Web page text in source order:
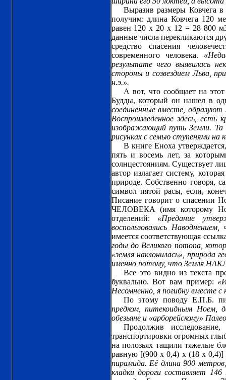
Выразив размеры Ковчега
получим: длина Ковчега 120
равен 120 х 20 х 12 = 28 800
данные числа перекликаются
средство спасения
современного человека.
результате чего выявилась
стороны и созвездием Льва,
н.э.».
А вот, что сообщает на
Будды, который он нашел в
соединенные вместе,
Воспроизведенное здесь,
изображающий путь Земли. Та
рисунках с семью ступенями на
В книге Еноха
пять и восемь лет, за
солнцестояниям. Существует
автор излагает систему,
природе. Собственно говоря,
символ пятой расы, если,
Писание говорит о спасении
ЧЕЛОВЕКА (имя которому
отделений: «Предание
воспользовались
имеется соответствующая
годы до Великого потопа,
«земля наклонилась», природа
именно потому, что Земля
Все это видно из текста
буквально. Вот вам пример:
Несомненно, я погибну вместе
По этому поводу Е.П.Б.
предком, питекоидным Ноем,
обезьяне и «арборейскому»
Продолжив
транспортировки огромных
на полозьях тащили тяжелые
равную [(900 х 0,4) х (18 х
пирамида. Её длина 900
кладки дороги составляет